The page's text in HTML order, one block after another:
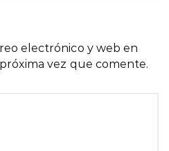
electrónico y web en
vez que comente.